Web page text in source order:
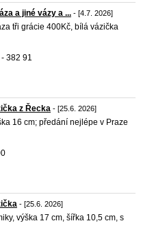
a jiné vázy a ... - [4.7. 2026]
tři grácie 400Kč, bílá vázička
382 91
z Řecka - [25.6. 2026]
16 cm; předání nejlépe v Praze
- [25.6. 2026]
výška 17 cm, šířka 10,5 cm, s